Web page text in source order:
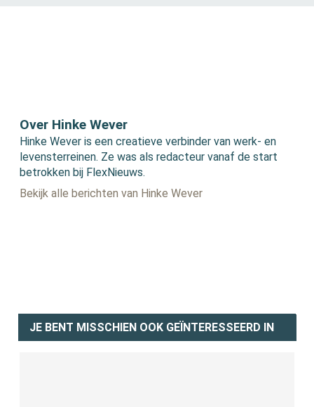
Over Hinke Wever
Hinke Wever is een creatieve verbinder van werk- en
levensterreinen. Ze was als redacteur vanaf de start
betrokken bij FlexNieuws.
Bekijk alle berichten van Hinke Wever
JE BENT MISSCHIEN OOK GEÏNTERESSEERD IN